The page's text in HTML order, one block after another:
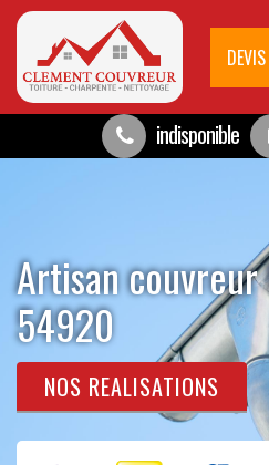
indisponible
Artisan
54920
NOS REALISATIONS